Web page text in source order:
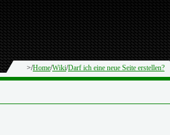
>/Home/Wiki/Darf ich eine neue Seite erstellen?